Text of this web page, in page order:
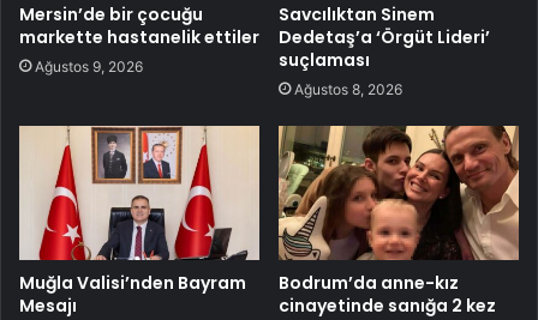
Mersin’de bir çocuğu
markette hastanelik ettiler
Ağustos 9, 2026
Savcılıktan Sinem
Dedetaş’a ‘Örgüt Lideri’
suçlaması
Ağustos 8, 2026
Muğla Valisi’nden Bayram
Mesajı
Bodrum’da anne-kız
cinayetinde sanığa 2 kez